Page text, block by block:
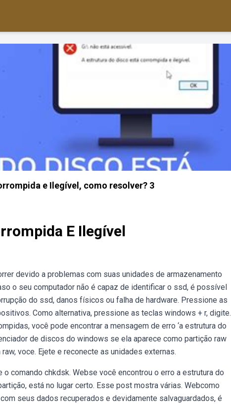
e Ilegível, como resolver? 3
E Ilegível
devido a problemas com suas unidades de armazenamento
o seu computador não é capaz de identificar o ssd, é possível
do ssd, danos físicos ou falha de hardware. Pressione as
Como alternativa, pressione as teclas windows + r, digite.
você pode encontrar a mensagem de erro ‘a estrutura do
de discos do windows se ela aparece como partição raw
voce. Ejete e reconecte as unidades externas.
comando chkdsk. Webse você encontrou o erro a estrutura do
está no lugar certo. Esse post mostra várias. Webcomo
seus dados recuperados e devidamente salvaguardados, é